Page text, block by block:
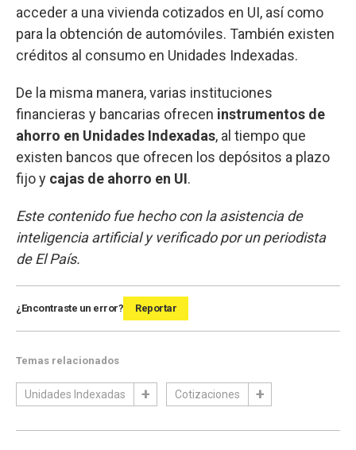
acceder a una vivienda cotizados en UI, así como
para la obtención de automóviles. También existen
créditos al consumo en Unidades Indexadas.
De la misma manera, varias instituciones
financieras y bancarias ofrecen instrumentos de
ahorro en Unidades Indexadas, al tiempo que
existen bancos que ofrecen los depósitos a plazo
fijo y cajas de ahorro en UI.
Este contenido fue hecho con la asistencia de
inteligencia artificial y verificado por un periodista
de El País.
¿Encontraste un error? Reportar
Temas relacionados
Unidades Indexadas Cotizaciones